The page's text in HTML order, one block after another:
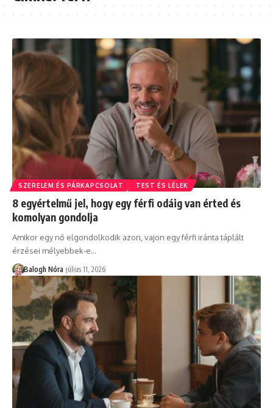
SZERELEM ÉS PÁRKAPCSOLAT TEST ÉS LÉLEK
8 egyértelmű jel, hogy egy férfi odáig van érted és
komolyan gondolja
Amikor egy nő elgondolkodik azon, vajon egy férfi iránta táplált
érzései mélyebbek-e…
Balogh Nóra július 11, 2026